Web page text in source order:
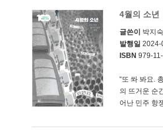
4월의 소년
글쓴이 박지
발행일
ISBN 979-
“또 쏴 봐요.
의 뜨거운 순
어난 민주 항